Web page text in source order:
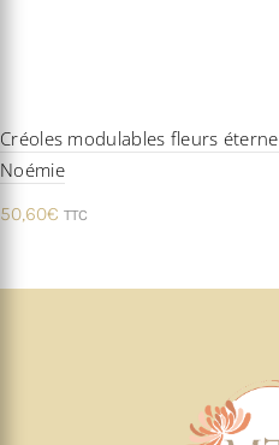
Créoles modulables fleurs
Noémie
50,60€ TTC